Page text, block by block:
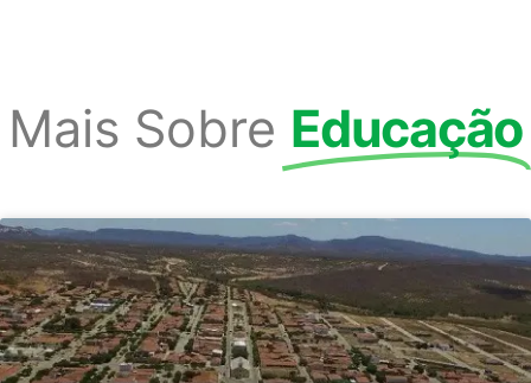
Mais Sobre Educação